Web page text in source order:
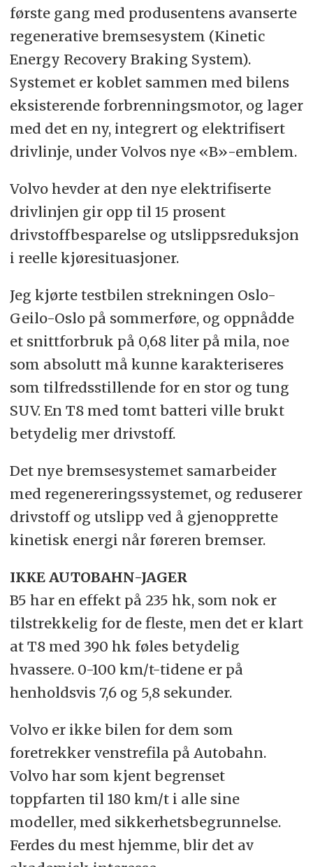
første gang med produsentens avanserte
regenerative bremsesystem (Kinetic
Energy Recovery Braking System).
Systemet er koblet sammen med bilens
eksisterende forbrenningsmotor, og lager
med det en ny, integrert og elektrifisert
drivlinje, under Volvos nye «B»-emblem.
Volvo hevder at den nye elektrifiserte
drivlinjen gir opp til 15 prosent
drivstoffbesparelse og utslippsreduksjon
i reelle kjøresituasjoner.
Jeg kjørte testbilen strekningen Oslo-
Geilo-Oslo på sommerføre, og oppnådde
et snittforbruk på 0,68 liter på mila, noe
som absolutt må kunne karakteriseres
som tilfredsstillende for en stor og tung
SUV. En T8 med tomt batteri ville brukt
betydelig mer drivstoff.
Det nye bremsesystemet samarbeider
med regenereringssystemet, og reduserer
drivstoff og utslipp ved å gjenopprette
kinetisk energi når føreren bremser.
IKKE AUTOBAHN-JAGER
B5 har en effekt på 235 hk, som nok er
tilstrekkelig for de fleste, men det er klart
at T8 med 390 hk føles betydelig
hvassere. 0-100 km/t-tidene er på
henholdsvis 7,6 og 5,8 sekunder.
Volvo er ikke bilen for dem som
foretrekker venstrefila på Autobahn.
Volvo har som kjent begrenset
toppfarten til 180 km/t i alle sine
modeller, med sikkerhetsbegrunnelse.
Ferdes du mest hjemme, blir det av